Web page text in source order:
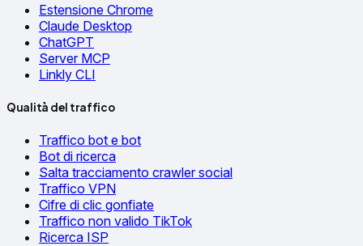
Estensione Chrome
Claude Desktop
ChatGPT
Server MCP
Linkly CLI
Qualità del traffico
Traffico bot e bot
Bot di ricerca
Salta tracciamento crawler social
Traffico VPN
Cifre di clic gonfiate
Traffico non valido TikTok
Ricerca ISP